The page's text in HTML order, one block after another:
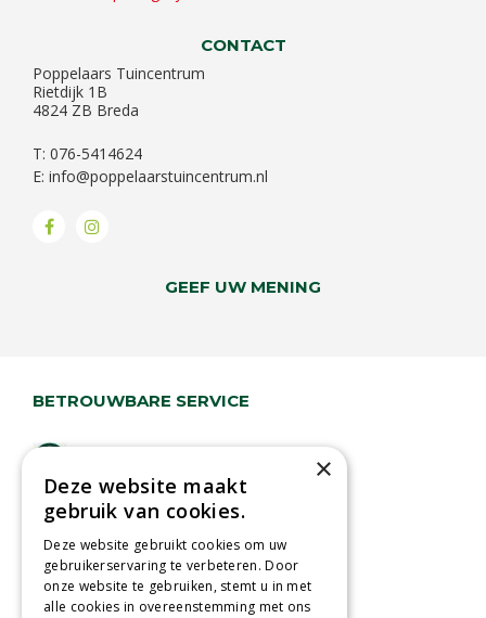
CONTACT
Poppelaars Tuincentrum
Rietdijk 1B
4824 ZB Breda
T: 076-5414624
E: info@poppelaarstuincentrum.nl
GEEF UW MENING
BETROUWBARE SERVICE
Lage verzendkosten
Vandaag besteld
binnen 2 dagen ophalen!
Afhalen in tuincentrum
Betaal veilig
met iDeal - Wero
×
Deze website maakt
gebruik van cookies.
Deze website gebruikt cookies om uw
gebruikerservaring te verbeteren. Door
onze website te gebruiken, stemt u in met
alle cookies in overeenstemming met ons